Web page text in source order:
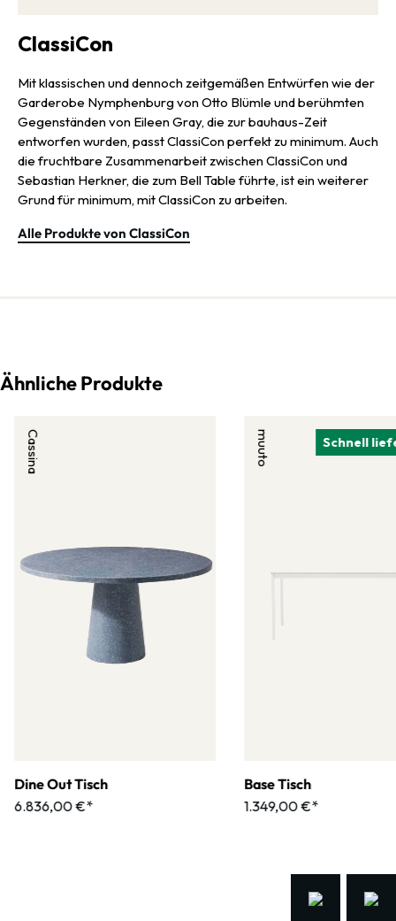
ClassiCon
Mit klassischen und dennoch zeitgemäßen Entwürfen wie der
Garderobe Nymphenburg von Otto Blümle und berühmten
Gegenständen von Eileen Gray, die zur bauhaus-Zeit
entworfen wurden, passt ClassiCon perfekt zu minimum. Auch
die fruchtbare Zusammenarbeit zwischen ClassiCon und
Sebastian Herkner, die zum Bell Table führte, ist ein weiterer
Grund für minimum, mit ClassiCon zu arbeiten.
Alle Produkte von ClassiCon
Ähnliche Produkte
Cassina
Dine Out Tisch
6.836,00 €*
Schnell
muuto
Base Tisch
1.349,00 €*